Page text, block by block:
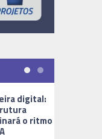
digital:
o ritmo